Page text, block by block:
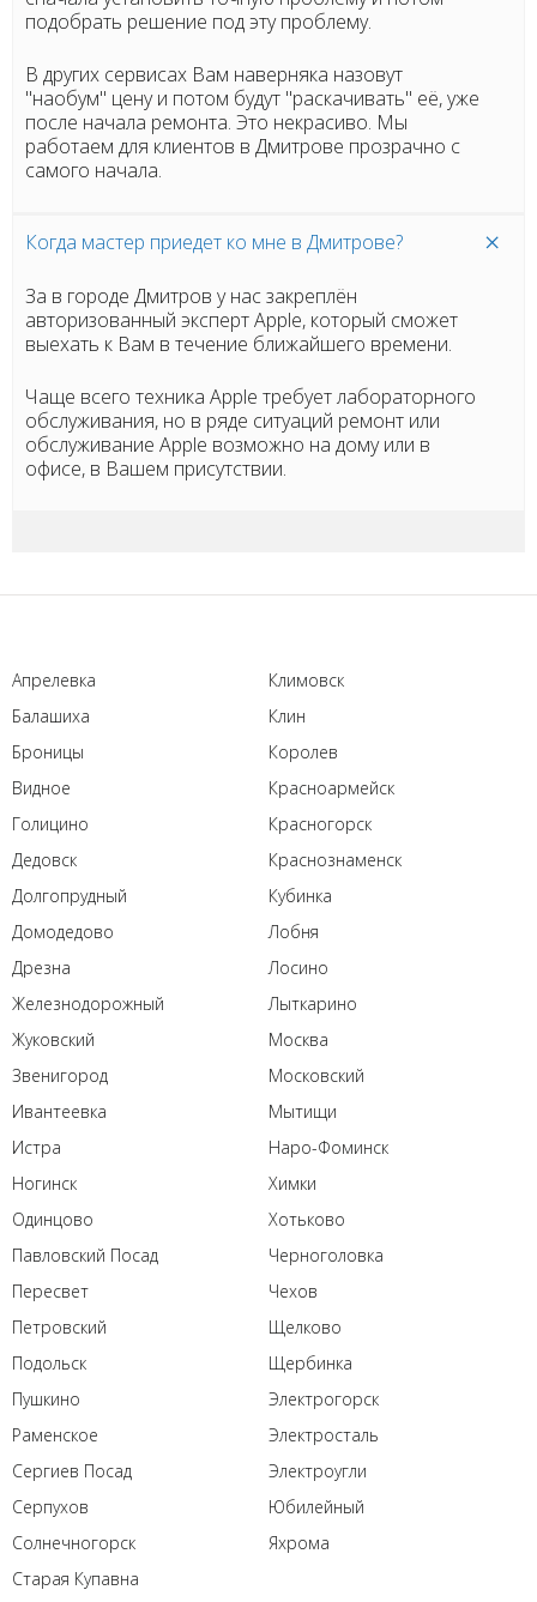
подобрать решение под эту проблему.
В других сервисах Вам наверняка назовут
"наобум" цену и потом будут "раскачивать" её, уже
после начала ремонта. Это некрасиво. Мы
работаем для клиентов в Дмитрове прозрачно с
самого начала.
Когда мастер приедет ко мне в Дмитрове?
За в городе Дмитров у нас закреплён
авторизованный эксперт Apple, который сможет
выехать к Вам в течение ближайшего времени.
Чаще всего техника Apple требует лабораторного
обслуживания, но в ряде ситуаций ремонт или
обслуживание Apple возможно на дому или в
офисе, в Вашем присутствии.
Апрелевка
Балашиха
Броницы
Видное
Голицино
Дедовск
Долгопрудный
Домодедово
Дрезна
Железнодорожный
Жуковский
Звенигород
Ивантеевка
Истра
Климовск
Клин
Королев
Красноармейск
Красногорск
Краснознаменск
Кубинка
Лобня
Лосино
Лыткарино
Москва
Московский
Мытищи
Наро-Фоминск
Ногинск
Одинцово
Павловский Посад
Пересвет
Петровский
Подольск
Пушкино
Раменское
Сергиев Посад
Серпухов
Солнечногорск
Старая Купавна
Химки
Хотьково
Черноголовка
Чехов
Щелково
Щербинка
Электрогорск
Электросталь
Электроугли
Юбилейный
Яхрома